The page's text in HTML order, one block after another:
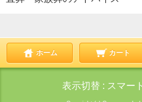
ホーム カート
表示切替 : スマー